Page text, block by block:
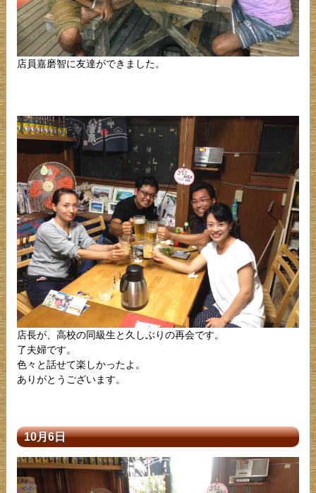
店員嘉磨智に友達ができました。
店長が、高校の同級生と久しぶりの再会です。
了夫婦です。
色々と話せて楽しかったよ。
ありがとうございます。
10月6日